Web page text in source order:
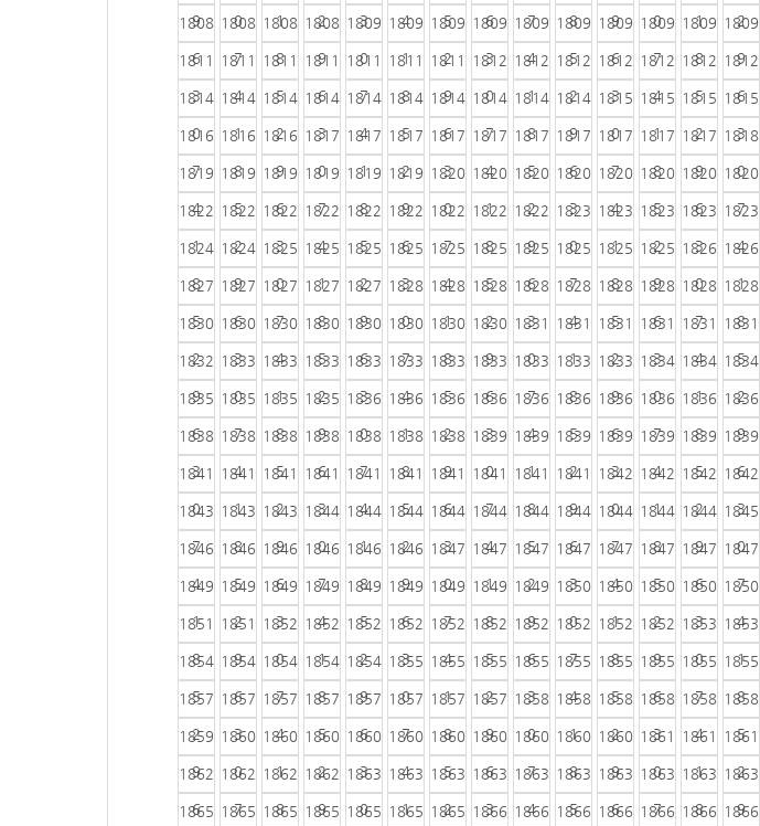
9 0 1 2 3 4 5 6 7 8 9 0 1 2
1808
6
1808
7
1808
8
1808
9
1809
0
1809
1
1809
2
1809
3
1809
4
1809
5
1809
6
1809
7
1809
8
1809
9
1811
3
1811
4
1811
5
1811
6
1811
7
1811
8
1811
9
1812
0
1812
1
1812
2
1812
3
1812
4
1812
5
1812
6
1814
0
1814
1
1814
2
1814
3
1814
4
1814
5
1814
6
1814
7
1814
8
1814
9
1815
0
1815
1
1815
2
1815
3
1816
7
1816
8
1816
9
1817
0
1817
1
1817
2
1817
3
1817
4
1817
5
1817
6
1817
7
1817
8
1817
9
1818
0
1819
4
1819
5
1819
6
1819
7
1819
8
1819
9
1820
0
1820
1
1820
2
1820
3
1820
4
1820
5
1820
6
1820
7
1822
1
1822
2
1822
3
1822
4
1822
5
1822
6
1822
7
1822
8
1822
9
1823
0
1823
1
1823
2
1823
3
1823
4
1824
8
1824
9
1825
0
1825
1
1825
2
1825
3
1825
4
1825
5
1825
6
1825
7
1825
8
1825
9
1826
0
1826
1
1827
5
1827
6
1827
7
1827
8
1827
9
1828
0
1828
1
1828
2
1828
3
1828
4
1828
5
1828
6
1828
7
1828
8
1830
2
1830
3
1830
4
1830
5
1830
6
1830
7
1830
8
1830
9
1831
0
1831
1
1831
2
1831
3
1831
4
1831
5
1832
9
1833
0
1833
1
1833
2
1833
3
1833
4
1833
5
1833
6
1833
7
1833
8
1833
9
1834
0
1834
1
1834
2
1835
6
1835
7
1835
8
1835
9
1836
0
1836
1
1836
2
1836
3
1836
4
1836
5
1836
6
1836
7
1836
8
1836
9
1838
3
1838
4
1838
5
1838
6
1838
7
1838
8
1838
9
1839
0
1839
1
1839
2
1839
3
1839
4
1839
5
1839
6
1841
0
1841
1
1841
2
1841
3
1841
4
1841
5
1841
6
1841
7
1841
8
1841
9
1842
0
1842
1
1842
2
1842
3
1843
7
1843
8
1843
9
1844
0
1844
1
1844
2
1844
3
1844
4
1844
5
1844
6
1844
7
1844
8
1844
9
1845
0
1846
4
1846
5
1846
6
1846
7
1846
8
1846
9
1847
0
1847
1
1847
2
1847
3
1847
4
1847
5
1847
6
1847
7
1849
1
1849
2
1849
3
1849
4
1849
5
1849
6
1849
7
1849
8
1849
9
1850
0
1850
1
1850
2
1850
3
1850
4
1851
8
1851
9
1852
0
1852
1
1852
2
1852
3
1852
4
1852
5
1852
6
1852
7
1852
8
1852
9
1853
0
1853
1
1854
5
1854
6
1854
7
1854
8
1854
9
1855
0
1855
1
1855
2
1855
3
1855
4
1855
5
1855
6
1855
7
1855
8
1857
2
1857
3
1857
4
1857
5
1857
6
1857
7
1857
8
1857
9
1858
0
1858
1
1858
2
1858
3
1858
4
1858
5
1859
9
1860
0
1860
1
1860
2
1860
3
1860
4
1860
5
1860
6
1860
7
1860
8
1860
9
1861
0
1861
1
1861
2
1862
6
1862
7
1862
8
1862
9
1863
0
1863
1
1863
2
1863
3
1863
4
1863
5
1863
6
1863
7
1863
8
1863
9
1865 1865 1865 1865 1865 1865 1865 1866 1866 1866 1866 1866 1866 1866